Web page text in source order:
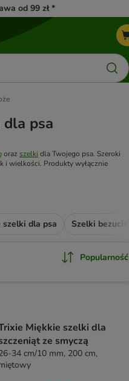
od 99 zł *
psa
oraz szelki dla Twojego psa. Szeroki
i wielkości. Produkty wyłącznie
dla psa Szelki
Popularność
Miękkie szelki dla
ze smyczą
34 cm/10 mm, 200 cm,